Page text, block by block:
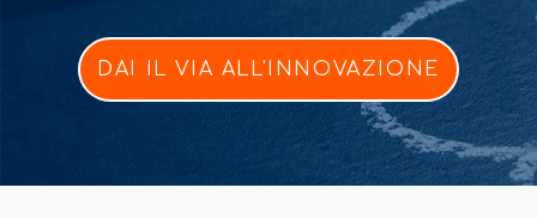
DAI IL VIA ALL'INNOVAZIONE